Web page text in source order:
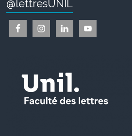
@lettresUNIL